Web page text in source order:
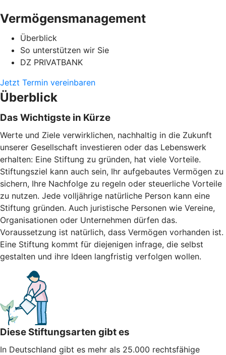
Vermögensmanagement
Überblick
So unterstützen wir Sie
DZ PRIVATBANK
Jetzt Termin vereinbaren
Überblick
Das Wichtigste in Kürze
Werte und Ziele verwirklichen, nachhaltig in die Zukunft
unserer Gesellschaft investieren oder das Lebenswerk
erhalten: Eine Stiftung zu gründen, hat viele Vorteile.
Stiftungsziel kann auch sein, Ihr aufgebautes Vermögen zu
sichern, Ihre Nachfolge zu regeln oder steuerliche Vorteile
zu nutzen. Jede volljährige natürliche Person kann eine
Stiftung gründen. Auch juristische Personen wie Vereine,
Organisationen oder Unternehmen dürfen das.
Voraussetzung ist natürlich, dass Vermögen vorhanden ist.
Eine Stiftung kommt für diejenigen infrage, die selbst
gestalten und ihre Ideen langfristig verfolgen wollen.
Diese Stiftungsarten gibt es
In Deutschland gibt es mehr als 25.000 rechtsfähige